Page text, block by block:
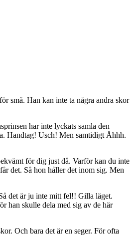
små. Han kan inte ta några andra skor
har inte lyckats samla den
Handtag! Usch! Men samtidigt Åhhh.
för dig just då. Varför kan du inte
det. Så hon håller det inom sig. Men
det är ju inte mitt fel!! Gilla läget.
han skulle dela med sig av de här
Och bara det är en seger. För ofta